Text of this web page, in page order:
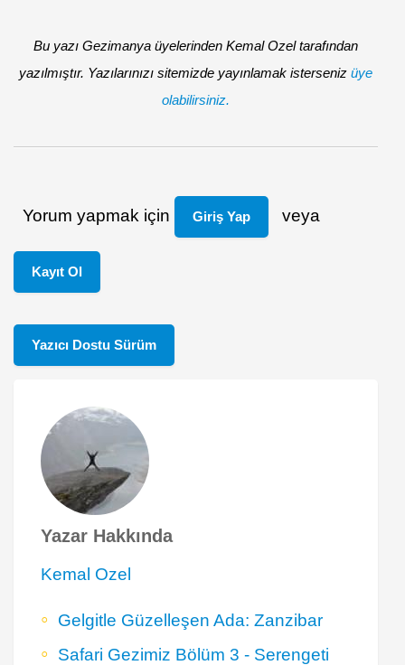
Bu yazı Gezimanya üyelerinden Kemal Ozel tarafından
yazılmıştır. Yazılarınızı sitemizde yayınlamak isterseniz üye
olabilirsiniz.
Yorum yapmak için Giriş Yap veya
Kayıt Ol
Yazıcı Dostu Sürüm
Yazar Hakkında
Kemal Ozel
Gelgitle Güzelleşen Ada: Zanzibar
Safari Gezimiz Bölüm 3 - Serengeti